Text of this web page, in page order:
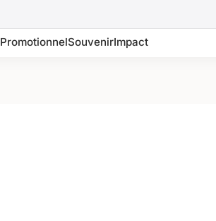
PromotionnelSouvenirImpact